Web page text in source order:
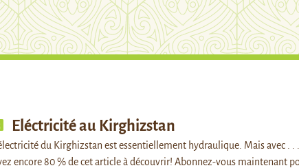
Eléctricité au Kirghizstan
du Kirghizstan est essentiellement hydraulique. Mais avec . .
encore 80 % de cet article à découvrir! Abonnez-vous maintenant